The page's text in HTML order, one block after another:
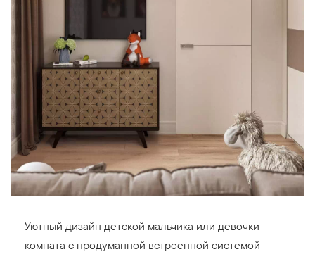
Уютный дизайн детской мальчика или девочки —
комната с продуманной встроенной системой